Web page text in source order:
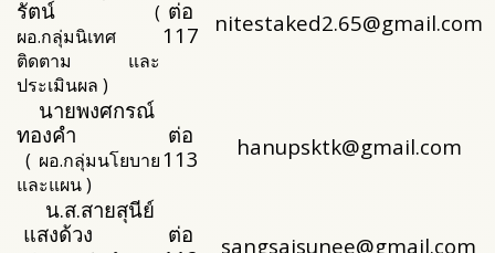
รัตน์ (
ผอ.กลุ่มนิเทศ
ติดตาม และ
ประเมินผล )
ต่อ
117
nitestaked2.65@gmail.com
นายพงศกรณ์
ทองคำ
( ผอ.กลุ่มนโยบาย
และแผน )
ต่อ
113
hanupsktk@gmail.com
น.ส.สายสุนีย์
แสงด้วง
ต่อ
sangsaisunee@gmail.com